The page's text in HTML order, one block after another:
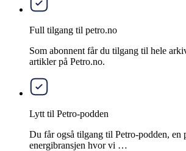
Full tilgang til petro.no
Som abonnent får du tilgang til hele
artikler på Petro.no.
Lytt til Petro-podden
Du får også tilgang til Petro-podden, en
energibransjen hvor vi …